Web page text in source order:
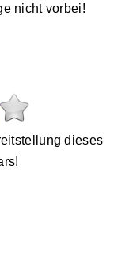
nicht vorbei!
dieses